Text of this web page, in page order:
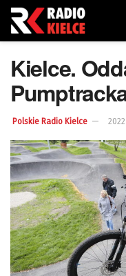
Kielce.
Polskie Radio Kielce